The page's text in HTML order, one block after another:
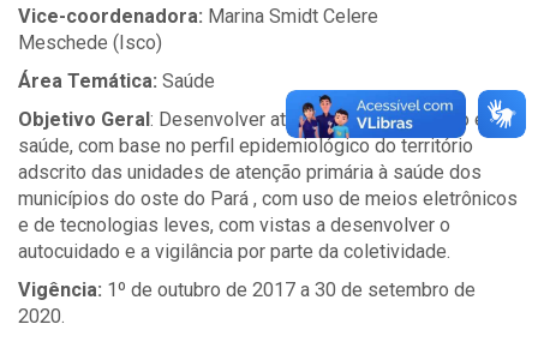
Vice-coordenadora: Marina Smidt Celere
Meschede (Isco)
Área Temática: Saúde
Objetivo Geral: Desenvolver atividades de educação em
saúde, com base no perfil epidemiológico do território
adscrito das unidades de atenção primária à saúde dos
municípios do oste do Pará , com uso de meios eletrônicos
e de tecnologias leves, com vistas a desenvolver o
autocuidado e a vigilância por parte da coletividade.
Vigência: 1º de outubro de 2017 a 30 de setembro de
2020.